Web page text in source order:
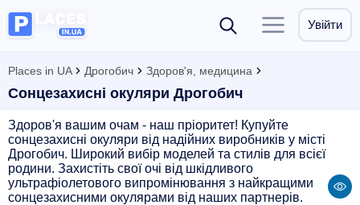
Увійти
Places in UA Дрогобич Здоров'я, медицина
Сонцезахисні окуляри Дрогобич
Здоров'я вашим очам - наш пріоритет! Купуйте
сонцезахисні окуляри від надійних виробників у місті
Дрогобич. Широкий вибір моделей та стилів для всієї
родини. Захистіть свої очі від шкідливого
ультрафіолетового випромінювання з найкращими
сонцезахисними окулярами від наших партнерів.